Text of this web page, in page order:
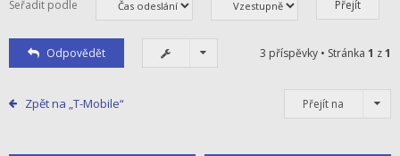
Seřadit podle
Odpovědět 3 příspěvky • Stránka 1 z1
Zpět na „T-Mobile“ Přejít na